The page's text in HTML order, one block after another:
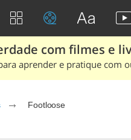
com filmes e
aprender e pratique com
Footloose